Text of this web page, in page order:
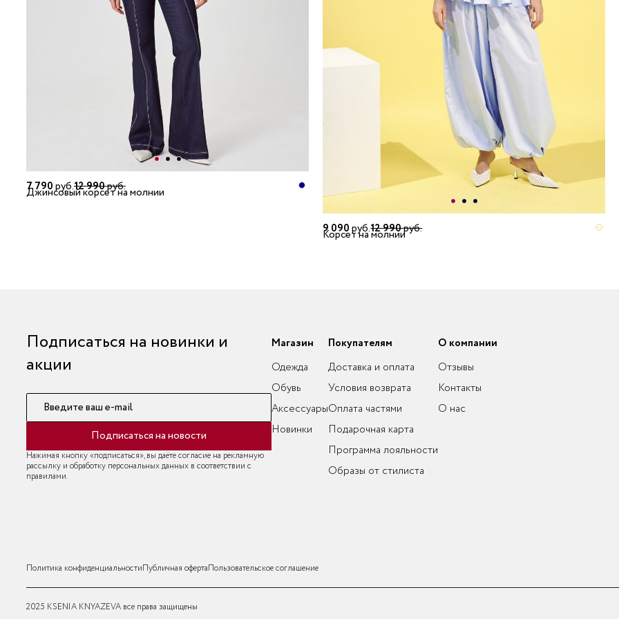
7 790руб.12 990руб.
Джинсовый корсет на молнии
9 090руб.12 990руб.
Корсет на молнии
Подписаться на новинки и
акции
Введите ваш e-mail
Подписаться на новости
Нажимая кнопку «подписаться», вы даёте согласие на рекламную
рассылку и обработку персональных данных в соответствии с
правилами.
Магазин
Одежда
Обувь
Аксессуары
Новинки
Покупателям
Доставка и оплата
Условия возврата
Оплата частями
Подарочная карта
Программа лояльности
Образы от стилиста
О компании
Отзывы
Контакты
О нас
Политика конфиденциальностиПубличная офертаПользовательское соглашение
2025 KSENIA KNYAZEVA все права защищены